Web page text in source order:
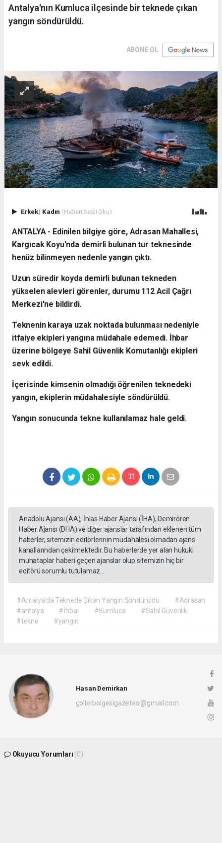
Antalya'nın Kumluca ilçesinde bir teknede çıkan
yangın söndürüldü.
ABONE OL
Erkek| Kadın (Haberi Sesli Oku)
ANTALYA - Edinilen bilgiye göre, Adrasan Mahallesi,
Kargıcak Koyu'nda demirli bulunan tur teknesinde
henüz bilinmeyen nedenle yangın çıktı.
Uzun süredir koyda demirli bulunan tekneden
yükselen alevleri görenler, durumu 112 Acil Çağrı
Merkezi'ne bildirdi.
Teknenin karaya uzak noktada bulunması nedeniyle
itfaiye ekipleri yangına müdahale edemedi. İhbar
üzerine bölgeye Sahil Güvenlik Komutanlığı ekipleri
sevk edildi.
İçerisinde kimsenin olmadığı öğrenilen teknedeki
yangın, ekiplerin müdahalesiyle söndürüldü.
Yangın sonucunda tekne kullanılamaz hale geldi.
Anadolu Ajansı (AA), İhlas Haber Ajansı (İHA), Demirören
Haber Ajansı (DHA) ve diğer ajanslar tarafından eklenen tüm
haberler, sitemizin editörlerinin müdahalesi olmadan ajans
kanallarından çekilmektedir. Bu haberlerde yer alan hukuki
muhataplar haberi geçen ajanslar olup sitemizin hiç bir
editörü sorumlu tutulamaz...
#Antalya'da Teknede Çıkan Yangın Söndürüldü
#Adrasan
#antalya
#İhbar #Kumluca
#Sahil Güvenlik
#tekne
#yangın
Hasan Demirkan
gollerbolgesigazetesi@gmail.com
Okuyucu Yorumları (0)